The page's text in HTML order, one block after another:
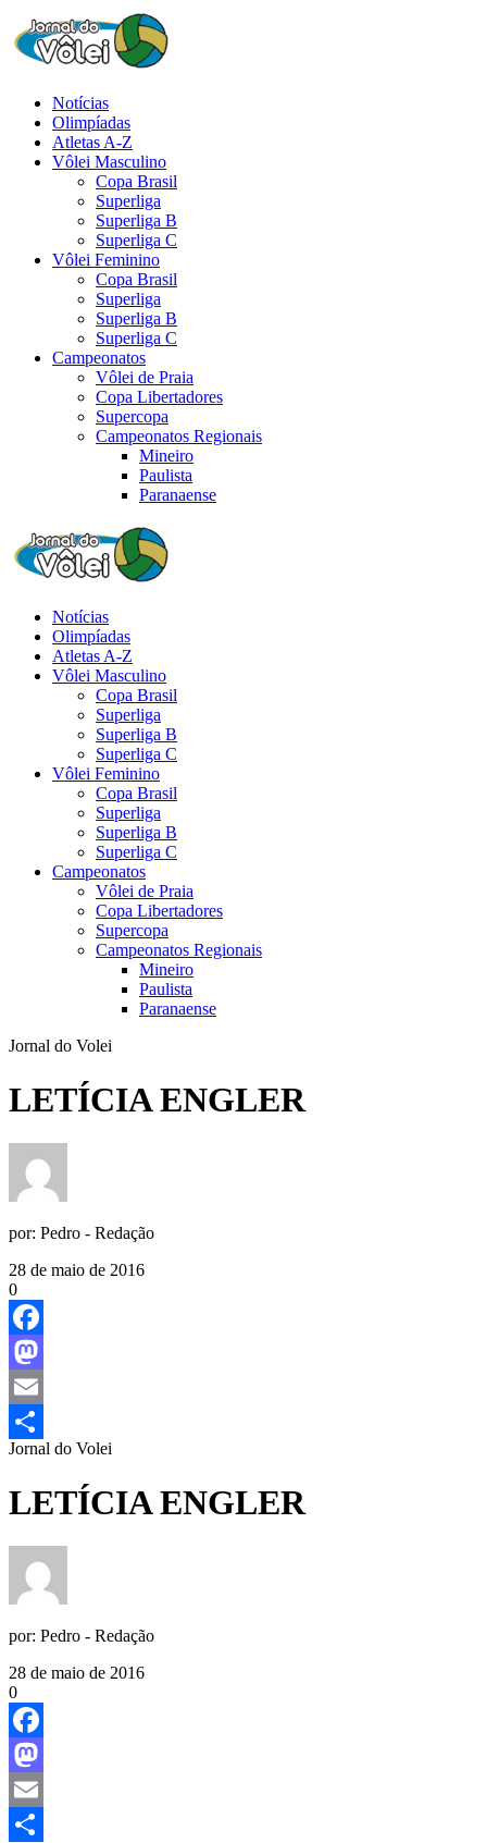
Notícias
Olimpíadas
Atletas A-Z
Vôlei Masculino
Copa Brasil
Superliga
Superliga B
Superliga C
Vôlei Feminino
Copa Brasil
Superliga
Superliga B
Superliga C
Campeonatos
Vôlei de Praia
Copa Libertadores
Supercopa
Campeonatos Regionais
Mineiro
Paulista
Paranaense
Notícias
Olimpíadas
Atletas A-Z
Vôlei Masculino
Copa Brasil
Superliga
Superliga B
Superliga C
Vôlei Feminino
Copa Brasil
Superliga
Superliga B
Superliga C
Campeonatos
Vôlei de Praia
Copa Libertadores
Supercopa
Campeonatos Regionais
Mineiro
Paulista
Paranaense
Jornal do Volei
LETÍCIA ENGLER
por: Pedro - Redação
28 de maio de 2016
0
Facebook
Mastodon
Email
Share
Jornal do Volei
LETÍCIA ENGLER
por: Pedro - Redação
28 de maio de 2016
0
Facebook
Mastodon
Email